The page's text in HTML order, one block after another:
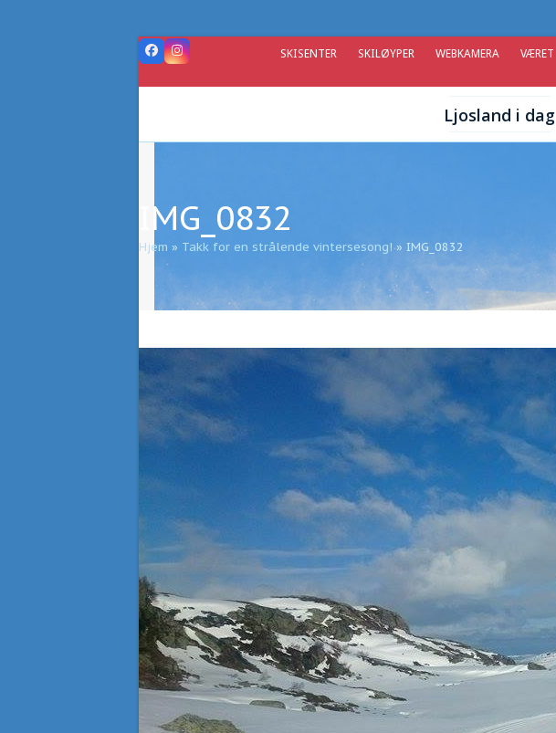
FacebookInstagram SKISENTER SKILØYPER WEBKAMERA VÆRET
Ljosland i dag
IMG_0832
Hjem » Takk for en strålende vintersesong!» IMG_0832